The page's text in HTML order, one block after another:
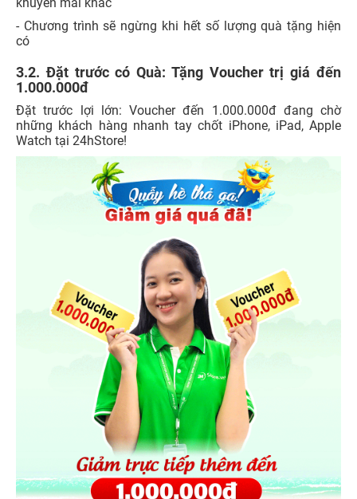
- Chương trình sẽ ngừng khi hết số lượng quà tặng hiện
có
3.2. Đặt trước có Quà: Tặng Voucher trị giá đến
1.000.000đ
Đặt trước lợi lớn: Voucher đến 1.000.000đ đang chờ
những khách hàng nhanh tay chốt iPhone, iPad, Apple
Watch tại 24hStore!